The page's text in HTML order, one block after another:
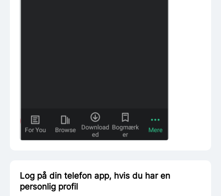
Log på din telefon app, hvis du har en
personlig profil